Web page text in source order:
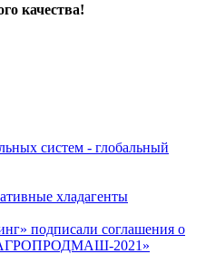
качества!
систем - глобальный
хладагенты
подписали соглашения о
«АГРОПРОДМАШ-2021»